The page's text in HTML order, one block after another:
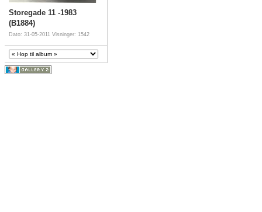
Storegade 11 -1983
(B1884)
Dato: 31-05-2011 Visninger: 1542